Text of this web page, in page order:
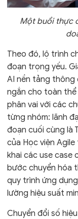
Một buổi thực
Theo đó, lộ trình
đoạn trọng yếu.
AI nền tảng
ngắn cho toàn thể
phân vai với các
từng nhóm: lãnh
đoạn cuối cùng là
của Học viện
khai các use case
bước chuyển hóa
quy trình ứng
lường hiệu suất
Chuyển đổi số